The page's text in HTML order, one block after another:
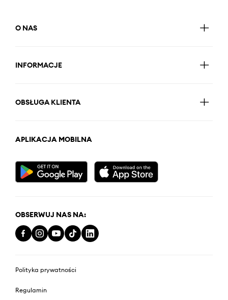
O NAS
INFORMACJE
OBSŁUGA KLIENTA
APLIKACJA MOBILNA
OBSERWUJ NAS NA:
Polityka prywatności
Regulamin